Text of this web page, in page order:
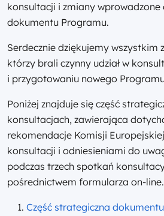
konsultacji i zmiany wprowadzone
dokumentu Programu.
Serdecznie dziękujemy wszystkim
którzy brali czynny udział w
i przygotowaniu nowego
Poniżej znajduje się część
konsultacjach, zawierająca
rekomendacje Komisji
konsultacji i odniesieniami do
podczas trzech spotkań
pośrednictwem formularza on-line.
Część strategiczna